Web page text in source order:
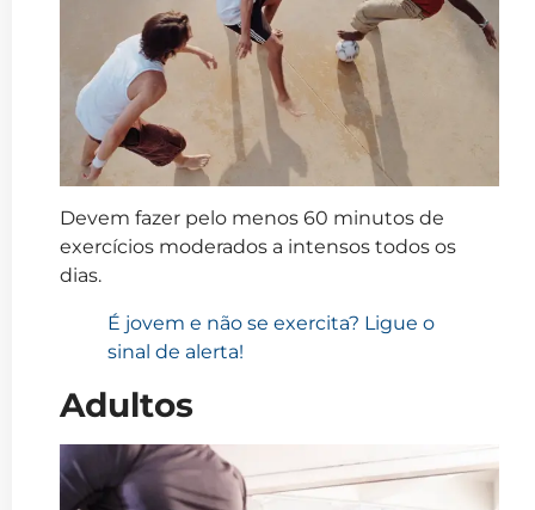
Devem fazer pelo menos 60 minutos de
exercícios moderados a intensos todos os
dias.
É jovem e não se exercita? Ligue o
sinal de alerta!
Adultos